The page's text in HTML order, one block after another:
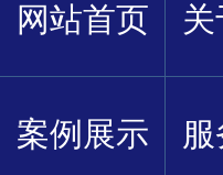
网站首页
案例展示